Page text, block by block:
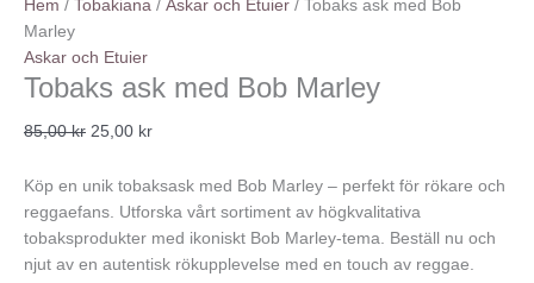
Hem / Tobakiana / Askar och Etuier / Tobaks ask med Bob
Marley
Askar och Etuier
Tobaks ask med Bob Marley
85,00kr 25,00 kr
Köp en unik tobaksask med Bob Marley – perfekt för rökare och
reggaefans. Utforska vårt sortiment av högkvalitativa
tobaksprodukter med ikoniskt Bob Marley-tema. Beställ nu och
njut av en autentisk rökupplevelse med en touch av reggae.